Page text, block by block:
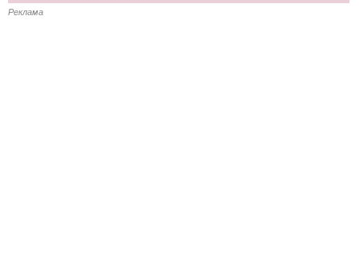
Реклама